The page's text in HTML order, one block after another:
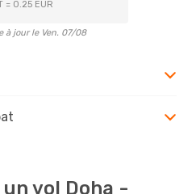
= 0.25 EUR
à jour le Ven. 07/08
vol Doha -